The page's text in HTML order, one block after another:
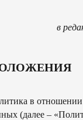
в
в отношении
(далее –